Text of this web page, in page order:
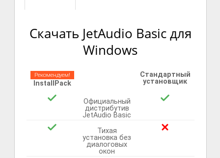
Скачать JetAudio Basic для
Windows
Рекомендуем!
InstallPack
Стандартный
установщик
Официальный
дистрибутив
JetAudio Basic
Тихая
установка без
диалоговых
окон